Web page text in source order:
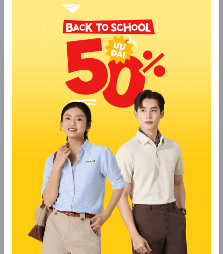
Râu Trắng, được mệnh danh là Người đàn ông mạnh nhất thế
giới, là biểu tượng của sức mạnh và lòng nhân từ. Dù là một hải
tặc, ông luôn bảo vệ đồng đội như một gia đình. Shanks, với vẻ
ngoài điềm tĩnh và tư duy sâu sắc, là người duy nhất trong Tứ
Hoàng mang một tinh thần lãnh đạo hòa nhã, nhưng sức mạnh
của anh lại khiến bất kỳ kẻ thù nào cũng phải dè chừng. Kaido,
được biết đến như Sinh vật mạnh nhất thế giới, là một cỗ máy
chiến đấu bất bại, luôn khao khát tạo ra một đội quân hải tặc
bất tử. Big Mom, với khả năng điều khiển linh hồn và một đội
quân gia đình hùng mạnh, là nữ hoàng đáng sợ của biển cả.
Hiện tại, Râu Đen đã vươn lên chiếm lĩnh một vị trí trong hàng
ngũ Tứ Hoàng, với tham vọng vô bờ và mưu đồ nguy hiểm. Sở
hữu năng lực hai trái ác quỷ, hắn trở thành một mối đe dọa
thực sự đối với cả thế giới. Dưới tay các Tứ Hoàng là những
thủy thủ đoàn mạnh mẽ và trung thành, sẵn sàng theo họ đến
Tứ Hoàng không chỉ là những nhân vật quyền lực, mà còn là
những nhân tố quan trọng, định hình các cuộc xung đột và
thay đổi cục diện của thế giới One Piece. Tham vọng và mưu
đồ của họ đã, đang và sẽ tiếp tục để lại dấu ấn sâu sắc trong
lịch sử đại hải trình.\